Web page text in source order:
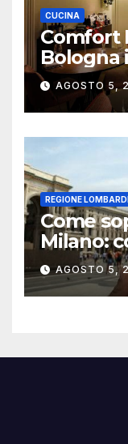
CUCINA
Comfort
Bologna
AGOSTO 5,
REGIONE
Come
Milano:
AGOSTO 5,